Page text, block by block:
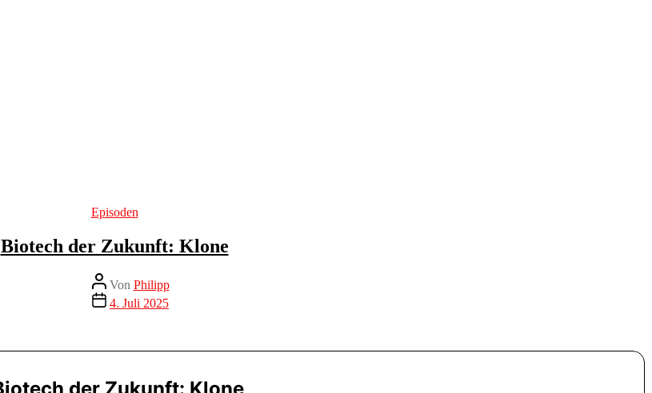
Kategorien
Episoden
Biotech der Zukunft: Klone
Beitragsautor
Von Philipp
Veröffentlichungsdatum
4. Juli 2025